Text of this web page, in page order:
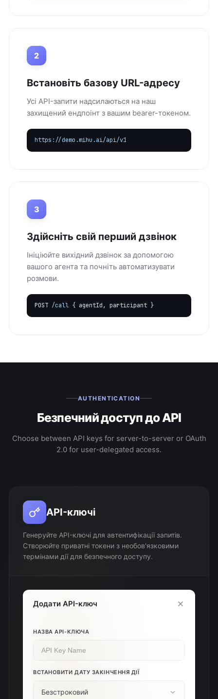
2
Встановіть базову URL-адресу
Усі API-запити надсилаються на наш
захищений ендпоінт з вашим bearer-токеном.
https://demo.mihu.ai/api/v1
3
Здійсніть свій перший дзвінок
Ініціюйте вихідний дзвінок за допомогою
вашого агента та почніть автоматизувати
розмови.
POST /call { agentId, participant }
AUTHENTICATION
Безпечний доступ до API
Choose between API keys for server-to-server or OAuth
2.0 for user-delegated access.
API-ключі
Генеруйте API-ключі для автентифікації запитів.
Створюйте приватні токени з необов'язковими
термінами дії для безпечного доступу.
Додати API-ключ
НАЗВА API-КЛЮЧА
ВСТАНОВИТИ ДАТУ ЗАКІНЧЕННЯ ДІЇ
Безстроковий